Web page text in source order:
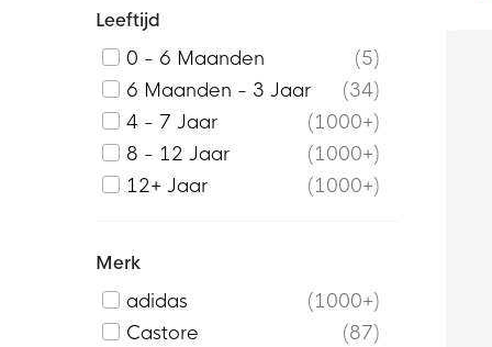
Leeftijd
0 - 6 Maanden
5
6 Maanden - 3 Jaar
34
4 - 7 Jaar
1000+
8 - 12 Jaar
1000+
12+ Jaar
1000+
Merk
adidas
1000+
Castore
87